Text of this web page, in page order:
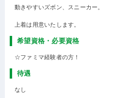
動きやすいズボン、スニーカー。
上着は用意いたします。
希望資格・必要資格
☆ファミマ経験者の方！
待遇
なし